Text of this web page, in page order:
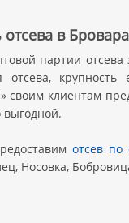
отсева в
партии
отсева,
своим клиентам
выгодной.
отсев по
Носовка,